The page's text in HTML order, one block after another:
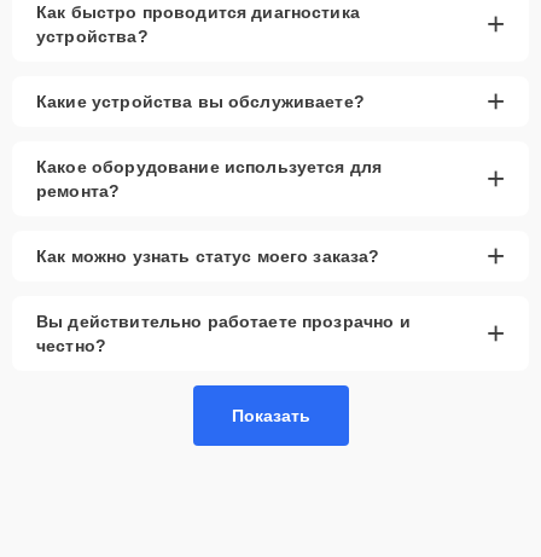
Как быстро проводится диагностика
устройства?
+
Какие устройства вы обслуживаете? +
Какое оборудование используется для
ремонта?
+
Как можно узнать статус моего заказа? +
Вы действительно работаете прозрачно и
честно?
+
Показать